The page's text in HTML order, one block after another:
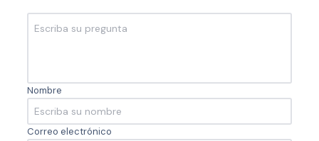
Nombre
Correo electrónico